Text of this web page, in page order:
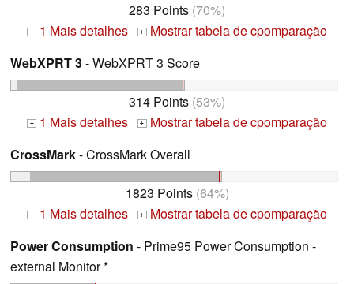
283 Points (70%)
+ 1 Mais detalhes + Mostrar tabela de cpomparação
WebXPRT 3- WebXPRT 3 Score
314 Points (53%)
+ 1 Mais detalhes + Mostrar tabela de cpomparação
CrossMark- CrossMark Overall
1823 Points(64%)
+ 1 Mais detalhes + Mostrar tabela de cpomparação
Power Consumption - Prime95 Power Consumption -
external Monitor *